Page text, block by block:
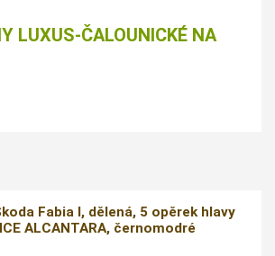
LUXUS-ČALOUNICKÉ NA
Fabia I, dělená, 5 opěrek hlavy
ALCANTARA, černomodré